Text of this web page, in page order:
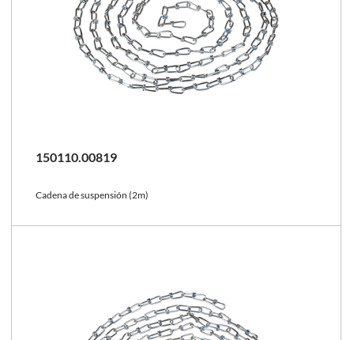
150110.00819
Cadena de suspensión (2m)